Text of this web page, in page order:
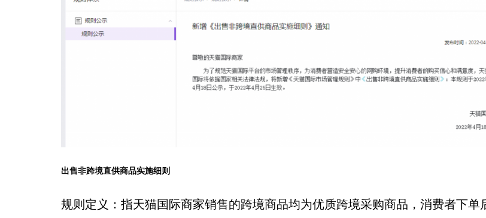
出售非跨境直供商品实施细则
规则定义：指天猫国际商家销售的跨境商品均为优质跨境采购商品，消费者下单